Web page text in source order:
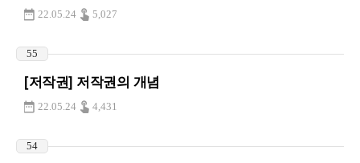
22.05.24 5,027
55
[저작권] 저작권의 개념
22.05.24 4,431
54